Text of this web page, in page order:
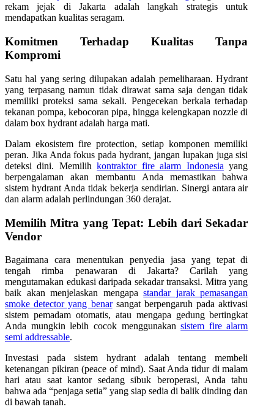
rekam jejak di Jakarta adalah langkah strategis untuk
mendapatkan kualitas seragam.
Komitmen Terhadap Kualitas Tanpa
Kompromi
Satu hal yang sering dilupakan adalah pemeliharaan. Hydrant
yang terpasang namun tidak dirawat sama saja dengan tidak
memiliki proteksi sama sekali. Pengecekan berkala terhadap
tekanan pompa, kebocoran pipa, hingga kelengkapan nozzle di
dalam box hydrant adalah harga mati.
Dalam ekosistem fire protection, setiap komponen memiliki
peran. Jika Anda fokus pada hydrant, jangan lupakan juga sisi
deteksi dini. Memilihkontraktor fire alarm Indonesia yang
berpengalaman akan membantu Anda memastikan bahwa
sistem hydrant Anda tidak bekerja sendirian. Sinergi antara air
dan alarm adalah perlindungan 360 derajat.
Memilih Mitra yang Tepat: Lebih dari Sekadar
Vendor
Bagaimana cara menentukan penyedia jasa yang tepat di
tengah rimba penawaran di Jakarta? Carilah yang
mengutamakan edukasi daripada sekadar transaksi. Mitra yang
baik akan menjelaskan mengapastandar jarak pemasangan
smoke detector yang benarsangat berpengaruh pada aktivasi
sistem pemadam otomatis, atau mengapa gedung bertingkat
Anda mungkin lebih cocok menggunakansistem fire alarm
semi addressable.
Investasi pada sistem hydrant adalah tentang membeli
ketenangan pikiran (peace of mind). Saat Anda tidur di malam
hari atau saat kantor sedang sibuk beroperasi, Anda tahu
bahwa ada “penjaga setia” yang siap sedia di balik dinding dan
di bawah tanah.